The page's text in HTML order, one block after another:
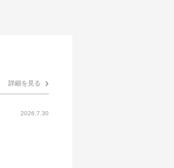
詳細を見る
2026.7.30